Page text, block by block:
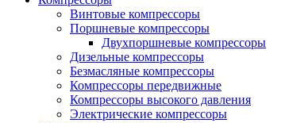
Винтовые компрессоры
Поршневые компрессоры
Двухпоршневые компрессоры
Дизельные компрессоры
Безмасляные компрессоры
Компрессоры передвижные
Компрессоры высокого давления
Электрические компрессоры